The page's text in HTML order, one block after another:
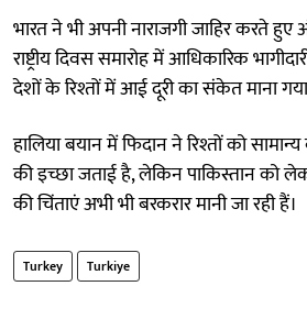
भारत ने भी अपनी नाराजगी जाहिर करते
राष्ट्रीय दिवस समारोह में आधिकारिक
देशों के रिश्तों में आई दूरी का संकेत माना
हालिया बयान में फिदान ने रिश्तों को
की इच्छा जताई है, लेकिन पाकिस्तान को
की चिंताएं अभी भी बरकरार मानी जा रही हैं।
Turkey Turkiye